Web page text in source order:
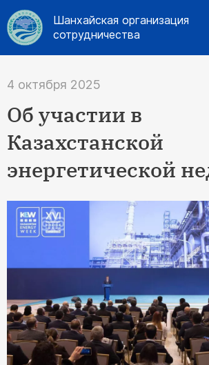
Шанхайская организация
сотрудничества
4 октября 2025
Об участии в
Казахстанской
энергетической